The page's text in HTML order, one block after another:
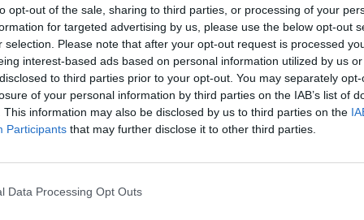
opt-out of the sale, sharing to third parties, or processing of your
for targeted advertising by us, please use the below opt-out
selection. Please note that after your opt-out request is processed
interest-based ads based on personal information utilized by us
to third parties prior to your opt-out. You may separately
of your personal information by third parties on the IAB’s list of
This information may also be disclosed by us to third parties on the
Participants that may further disclose it to other third parties.
Data Processing Opt Outs
szolgálat megtagadására irányuló beadványok
- jelentette a Neue Osnabrücker Zeitung a Szövetségi
Hivatalának (BAFzA) adataira hivatkozva.
amikor összesen 2998 kérelem érkezett be. A kormány egy
2025-ben 3867 beadvány volt, amiről korábban az